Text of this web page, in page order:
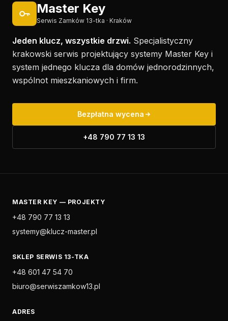
Master Key
Serwis Zamków 13-tka · Kraków
Jeden klucz, wszystkie drzwi. Specjalistyczny
krakowski serwis projektujący systemy Master Key i
system jednego klucza dla domów jednorodzinnych,
wspólnot mieszkaniowych i firm.
Bezpłatna wycena
+48 790 77 13 13
MASTER KEY — PROJEKTY
+48 790 77 13 13
systemy@klucz-master.pl
SKLEP SERWIS 13-TKA
+48 601 47 54 70
biuro@serwiszamkow13.pl
ADRES